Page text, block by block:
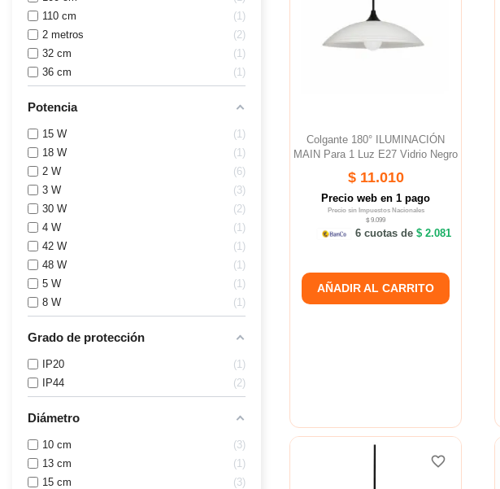
110 cm
1
2 metros
2
32 cm
1
36 cm
1
Potencia
15 W
1
18 W
1
2 W
6
3 W
3
30 W
2
4 W
1
42 W
1
48 W
1
5 W
1
8 W
1
Grado de protección
IP20
1
IP44
2
Diámetro
10 cm
3
13 cm
1
15 cm
3
Colgante 180° ILUMINACIÓN
MAIN Para 1 Luz E27 Vidrio Negro
$ 11.010
Precio web en 1 pago
Precio sin Impuestos Nacionales
$ 9.099
6 cuotas de$ 2.081
AÑADIR AL CARRITO
favorite_border
favorite_border
favorite_border